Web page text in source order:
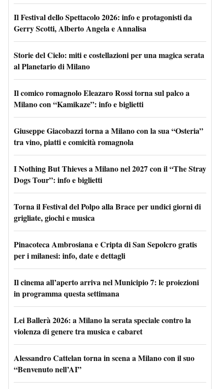
Il Festival dello Spettacolo 2026: info e protagonisti da
Gerry Scotti, Alberto Angela e Annalisa
Storie del Cielo: miti e costellazioni per una magica serata
al Planetario di Milano
Il comico romagnolo Eleazaro Rossi torna sul palco a
Milano con “Kamikaze”: info e biglietti
Giuseppe Giacobazzi torna a Milano con la sua “Osteria”
tra vino, piatti e comicità romagnola
I Nothing But Thieves a Milano nel 2027 con il “The Stray
Dogs Tour”: info e biglietti
Torna il Festival del Polpo alla Brace per undici giorni di
grigliate, giochi e musica
Pinacoteca Ambrosiana e Cripta di San Sepolcro gratis
per i milanesi: info, date e dettagli
Il cinema all’aperto arriva nel Municipio 7: le proiezioni
in programma questa settimana
Lei Ballerà 2026: a Milano la serata speciale contro la
violenza di genere tra musica e cabaret
Alessandro Cattelan torna in scena a Milano con il suo
“Benvenuto nell’AI”